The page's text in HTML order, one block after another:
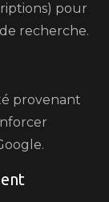
pour
recherche.
provenant